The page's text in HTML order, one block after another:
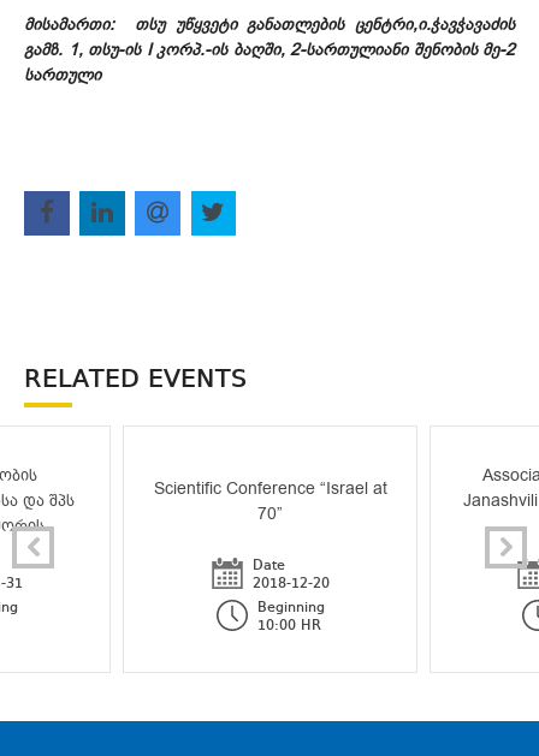
მისამართი: თსუ უწყვეტი განათლების ცენტრი,ი.ჭავჭავაძის
გამზ. 1, თსუ-ის I კორპ.-ის ბაღში, 2-სართულიანი შენობის მე-2
სართული
RELATED EVENTS
და შპს
31
Scientific Conference “Israel at
70”
Date
2018-12-20
Beginning
10:00 HR